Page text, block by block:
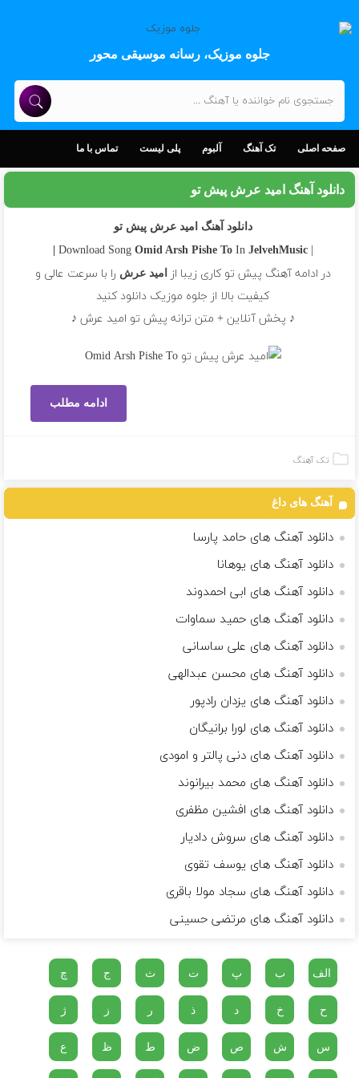
جلوه موزیک، رسانه موسیقی محور
صفحه اصلی تک آهنگ آلبوم پلی لیست تماس با ما
دانلود آهنگ امید عرش پیش تو
دانلود آهنگ امید عرش پیش تو
| Download Song
Omid Arsh Pishe ToIn JelvehMusic |
در ادامه آهنگ پیش تو کاری زیبا از امید عرش را با سرعت عالی و
کیفیت بالا از جلوه موزیک دانلود کنید
♪ پخش آنلاین + متن ترانه پیش تو امید عرش ♪
ادامه مطلب
تک آهنگ
آهنگ های داغ
دانلود آهنگ های حامد پارسا
دانلود آهنگ های یوهانا
دانلود آهنگ های ابی احمدوند
دانلود آهنگ های حمید سماوات
دانلود آهنگ های علی ساسانی
دانلود آهنگ های محسن عبدالهی
دانلود آهنگ های یزدان رادپور
دانلود آهنگ های لورا برانیگان
دانلود آهنگ های دنی پالتر و امودی
دانلود آهنگ های محمد بیرانوند
دانلود آهنگ های افشین مظفری
دانلود آهنگ های سروش دادیار
دانلود آهنگ های یوسف تقوی
دانلود آهنگ های سجاد مولا باقری
دانلود آهنگ های مرتضی حسینی
الف ب پ ت ث ج چ
ح خ د ذ ر ز ژ
س ش ص ض ط ظ ع